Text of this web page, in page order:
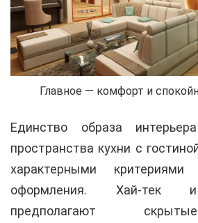
Главное — комфорт и
Единство образа
пространства кухни с
характерными
оформления. Хай-тек
предполагают